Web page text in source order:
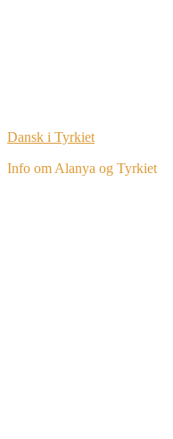
Dansk i Tyrkiet
Info om Alanya og Tyrkiet